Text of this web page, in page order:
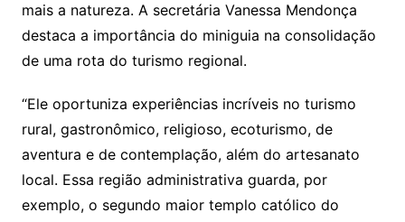
mais a natureza. A secretária Vanessa Mendonça
destaca a importância do miniguia na consolidação
de uma rota do turismo regional.
“Ele oportuniza experiências incríveis no turismo
rural, gastronômico, religioso, ecoturismo, de
aventura e de contemplação, além do artesanato
local. Essa região administrativa guarda, por
exemplo, o segundo maior templo católico do